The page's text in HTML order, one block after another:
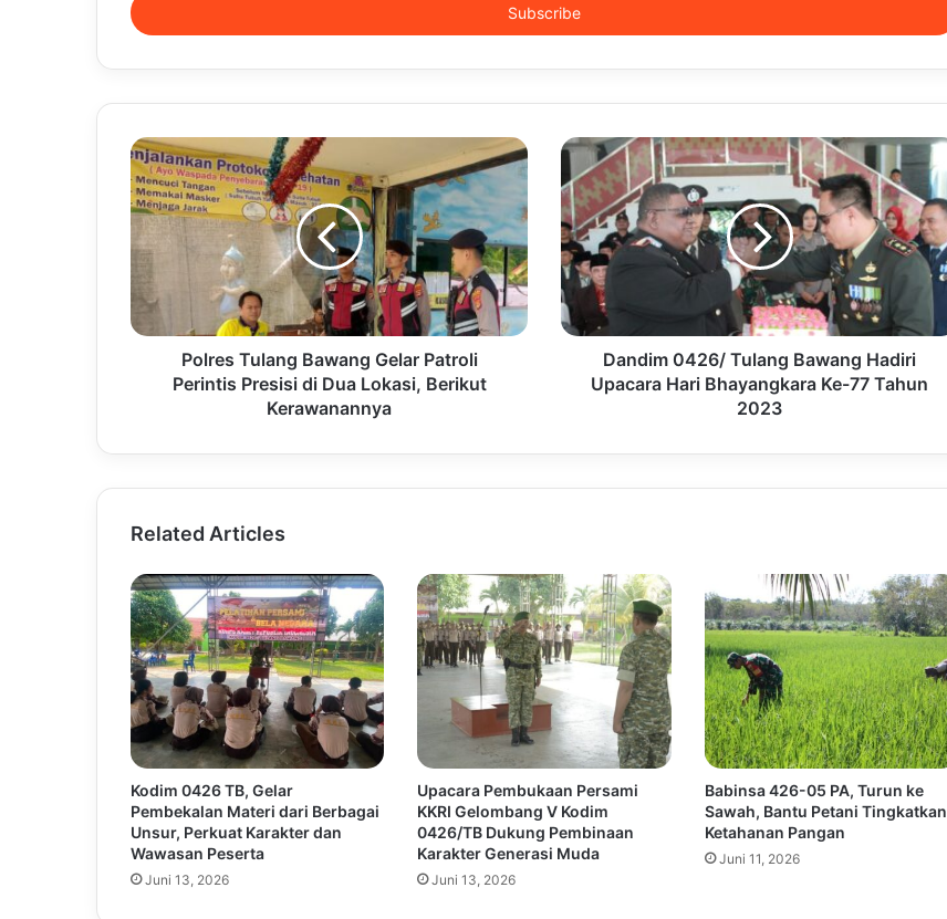
address
Polres Tulang Bawang Gelar Patroli
Perintis Presisi di Dua Lokasi, Berikut
Kerawanannya
Dandim 0426/ Tulang Bawang Hadiri
Upacara Hari Bhayangkara Ke-77 Tahun
2023
Related Articles
Kodim 0426 TB, Gelar
Pembekalan Materi dari Berbagai
Unsur, Perkuat Karakter dan
Wawasan Peserta
Juni 13, 2026
Upacara Pembukaan Persami
KKRI Gelombang V Kodim
0426/TB Dukung Pembinaan
Karakter Generasi Muda
Juni 13, 2026
Babinsa 426-05 PA, Turun ke
Sawah, Bantu Petani Tingkatkan
Ketahanan Pangan
Juni 11, 2026